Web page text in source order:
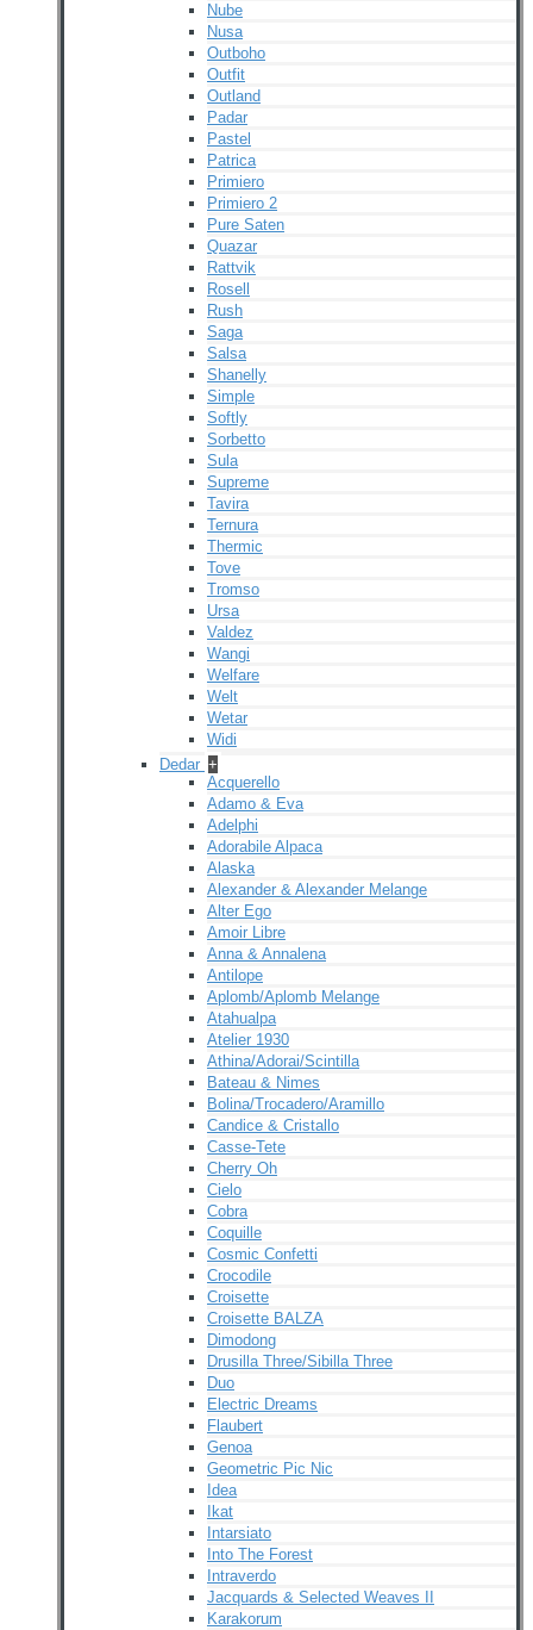
Nube
Nusa
Outboho
Outfit
Outland
Padar
Pastel
Patrica
Primiero
Primiero 2
Pure Saten
Quazar
Rattvik
Rosell
Rush
Saga
Salsa
Shanelly
Simple
Softly
Sorbetto
Sula
Supreme
Tavira
Ternura
Thermic
Tove
Tromso
Ursa
Valdez
Wangi
Welfare
Welt
Wetar
Widi
Dedar +
Acquerello
Adamo & Eva
Adelphi
Adorabile Alpaca
Alaska
Alexander & Alexander Melange
Alter Ego
Amoir Libre
Anna & Annalena
Antilope
Aplomb/Aplomb Melange
Atahualpa
Atelier 1930
Athina/Adorai/Scintilla
Bateau & Nimes
Bolina/Trocadero/Aramillo
Candice & Cristallo
Casse-Tete
Cherry Oh
Cielo
Cobra
Coquille
Cosmic Confetti
Crocodile
Croisette
Croisette BALZA
Dimodong
Drusilla Three/Sibilla Three
Duo
Electric Dreams
Flaubert
Genoa
Geometric Pic Nic
Idea
Ikat
Intarsiato
Into The Forest
Intraverdo
Jacquards & Selected Weaves II
Karakorum